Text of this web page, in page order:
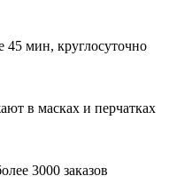
45 мин, круглосуточно
в масках и перчатках
3000 заказов